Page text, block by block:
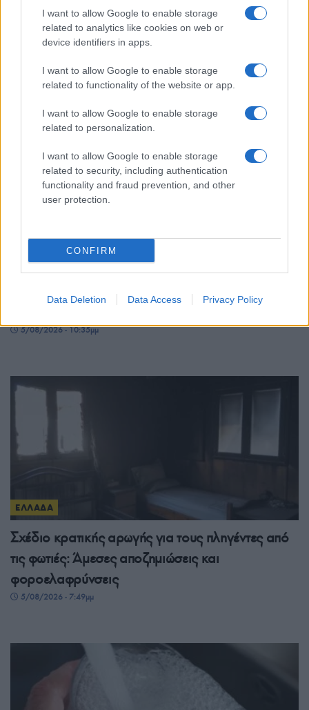
I want to allow Google to enable storage
related to analytics like cookies on web or
device identifiers in apps.
I want to allow Google to enable storage
related to functionality of the website or app.
I want to allow Google to enable storage
related to personalization.
I want to allow Google to enable storage
related to security, including authentication
functionality and fraud prevention, and other
user protection.
CONFIRM
Data Deletion Data Access Privacy Policy
Πυροσβεστική: Τρεις συλλήψεις για πρόκληση
πυρκαγιάς και παραβάσεις πυροπροστασίας
ΕΛΛΑΔΑ
Λέσβος: Με τις καλύτερες… γεύσεις πέρασε στην
ιστορία η τριήμερη 39η Γιορτή Σαρδέλας – Το
5/08/2026 - 10:35μμ
ΕΛΛΑΔΑ
Σχέδιο κρατικής αρωγής για τους πληγέντες από
τις φωτιές: Άμεσες αποζημιώσεις και
φοροελαφρύνσεις
5/08/2026 - 7:49μμ